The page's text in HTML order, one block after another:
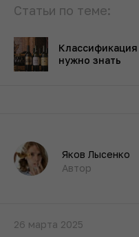
Статьи по теме:
Классификация
нужно знать
Яков Лысенко
Автор
26 марта 2025